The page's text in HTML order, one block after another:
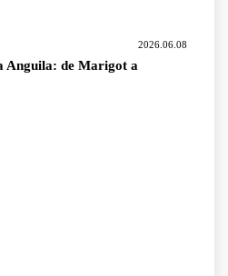
2026.06.08
Anguila: de Marigot a